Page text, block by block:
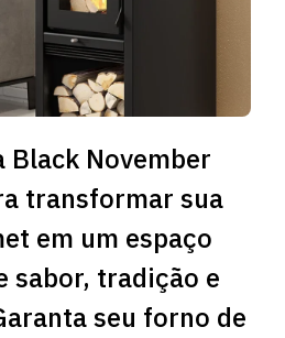
Black November
transformar sua
em um espaço
sabor, tradição e
seu forno de